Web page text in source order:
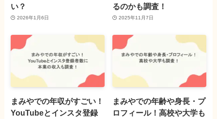
い？
2026年1月6日
るのかも調査！
2025年11月7日
まみやでの年収がすごい！
YouTubeとインスタ登録
まみやでの年齢や身長・プ
ロフィール！高校や大学も